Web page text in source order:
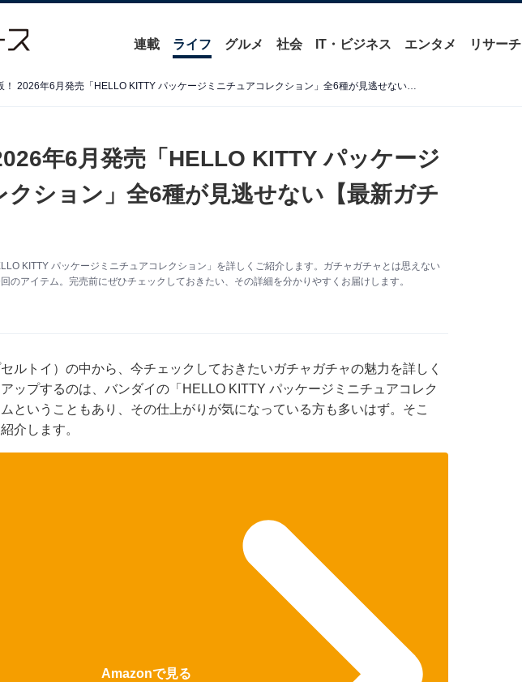
連載 ライフ グルメ 社会 IT・ビジネス エンタメ リサーチ
ついに再販！ 2026年6月発売「HELLO KITTY パッケージミニチュアコレクション」全6種が見逃せない【最新ガチャ情報】
年6月発売「HELLO KITTY パッケージ
クション」全6種が見逃せない【最新ガチ
KITTY パッケージミニチュアコレクション」を詳しくご紹介します。ガチャガチャとは思えない
のアイテム。完売前にぜひチェックしておきたい、その詳細を分かりやすくお届けします。
ルトイ）の中から、今チェックしておきたいガチャガチャの魅力を詳しく
ップするのは、バンダイの「HELLO KITTY パッケージミニチュアコレク
ということもあり、その仕上がりが気になっている方も多いはず。そこ
介します。
Amazonで見る